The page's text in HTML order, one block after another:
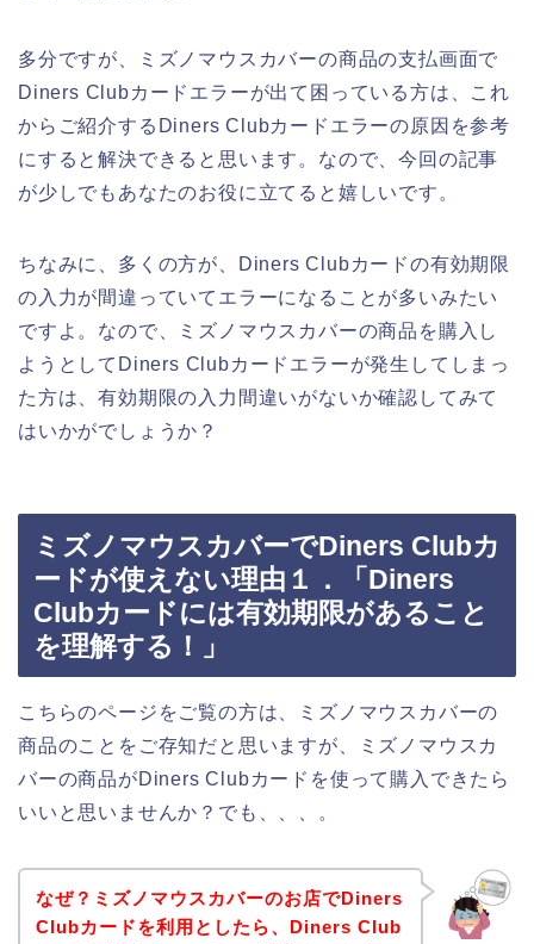
多分ですが、ミズノマウスカバーの商品の支払画面で
Diners Clubカードエラーが出て困っている方は、これ
からご紹介するDiners Clubカードエラーの原因を参考
にすると解決できると思います。なので、今回の記事
が少しでもあなたのお役に立てると嬉しいです。
ちなみに、多くの方が、Diners Clubカードの有効期限
の入力が間違っていてエラーになることが多いみたい
ですよ。なので、ミズノマウスカバーの商品を購入し
ようとしてDiners Clubカードエラーが発生してしまっ
た方は、有効期限の入力間違いがないか確認してみて
はいかがでしょうか？
ミズノマウスカバーでDiners Clubカ
ードが使えない理由１．「Diners
Clubカードには有効期限があること
を理解する！」
こちらのページをご覧の方は、ミズノマウスカバーの
商品のことをご存知だと思いますが、ミズノマウスカ
バーの商品がDiners Clubカードを使って購入できたら
いいと思いませんか？でも、、、。
なぜ？ミズノマウスカバーのお店でDiners
Clubカードを利用としたら、Diners Club